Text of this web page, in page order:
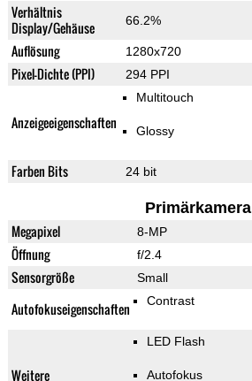
Verhältnis
Display/Gehäuse
66.2%
Auflösung 1280x720
Pixel-Dichte (PPI) 294 PPI
Anzeigeeigenschaften
Multitouch
Glossy
Farben Bits 24 bit
Primärkamera
Megapixel 8-MP
Öffnung f/2.4
Sensorgröße Small
Autofokuseigenschaften Contrast
Weitere
LED Flash
Autofokus